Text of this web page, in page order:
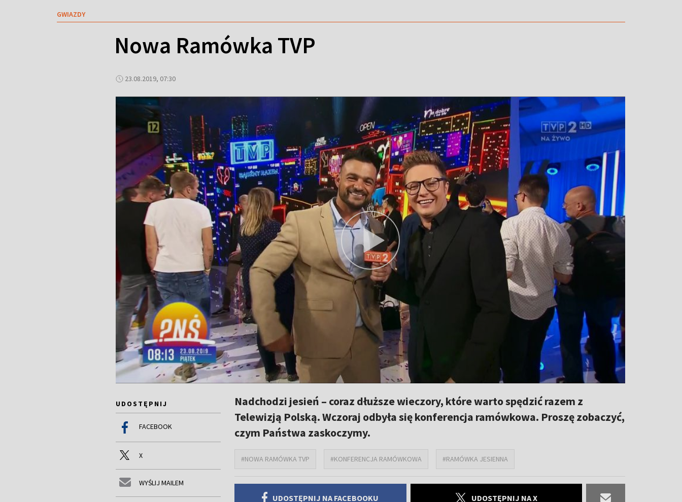
GWIAZDY
Nowa Ramówka TVP
23.08.2019, 07:30
UDOSTĘPNIJ
FACEBOOK
X
WYŚLIJ MAILEM
Nadchodzi jesień – coraz dłuższe wieczory, które warto spędzić razem z
Telewizją Polską. Wczoraj odbyła się konferencja ramówkowa. Proszę zobaczyć,
czym Państwa zaskoczymy.
#NOWA RAMÓWKA TVP #KONFERENCJA RAMÓWKOWA #RAMÓWKA JESIENNA
UDOSTĘPNIJ NA FACEBOOKU UDOSTĘPNIJ NA X